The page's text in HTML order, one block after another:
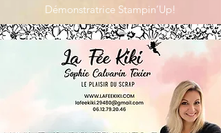
Démonstratrice Stampin’Up!